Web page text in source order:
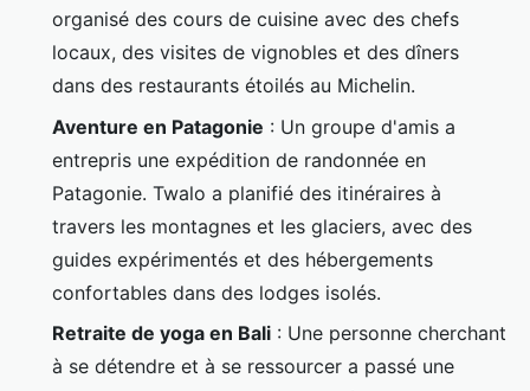
organisé des cours de cuisine avec des chefs
locaux, des visites de vignobles et des dîners
dans des restaurants étoilés au Michelin.
Aventure en Patagonie : Un groupe d'amis a
entrepris une expédition de randonnée en
Patagonie. Twalo a planifié des itinéraires à
travers les montagnes et les glaciers, avec des
guides expérimentés et des hébergements
confortables dans des lodges isolés.
Retraite de yoga en Bali : Une personne cherchant
à se détendre et à se ressourcer a passé une